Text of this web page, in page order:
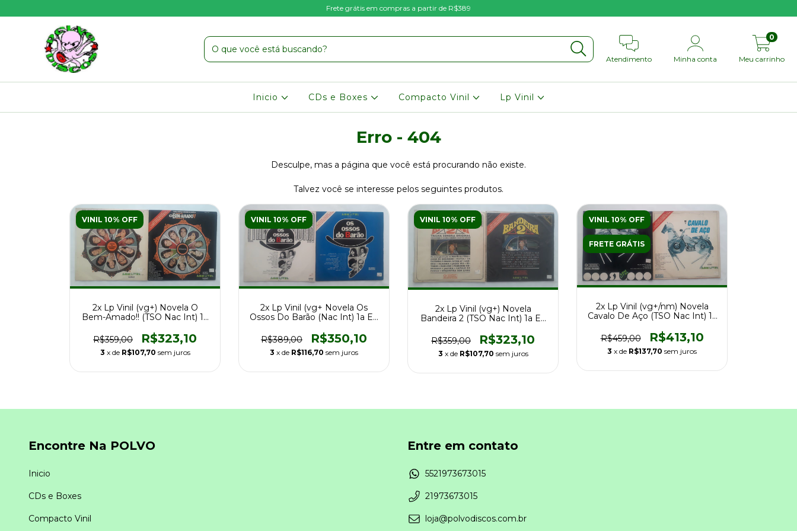
Frete grátis em compras a partir de R$389
Atendimento Minha conta Meu carrinho
0
Inicio CDs e Boxes Compacto Vinil Lp Vinil
Erro - 404
Desculpe, mas a página que você está procurando não existe.
Talvez você se interesse pelos seguintes produtos.
VINIL 10% OFF
2x Lp Vinil (vg+) Novela O
Bem-Amado!! (TSO Nac Int) 1a
R$359,00
R$323,10
3 x de R$107,70 sem juros
VINIL 10% OFF
2x Lp Vinil (vg+ Novela Os
Ossos Do Barão (Nac Int) 1a Ed
R$389,00
R$350,10
3 x de R$116,70 sem juros
VINIL 10% OFF
2x Lp Vinil (vg+) Novela
Bandeira 2 (TSO Nac Int) 1a Ed
R$359,00
R$323,10
3 x de R$107,70 sem juros
VINIL 10% OFF
FRETE GRÁTIS
2x Lp Vinil (vg+/nm) Novela
Cavalo De Aço (TSO Nac Int) 1a
R$459,00
R$413,10
3 x de R$137,70 sem juros
Encontre Na POLVO
Inicio
CDs e Boxes
Compacto Vinil
Entre em contato
5521973673015
21973673015
loja@polvodiscos.com.br